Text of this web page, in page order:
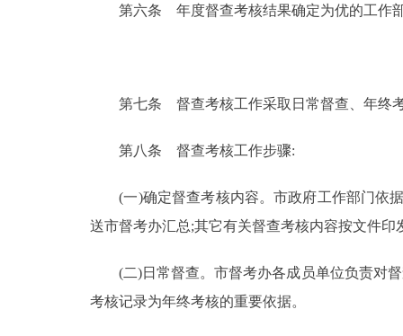
第六条 年度督查考核结果确定为优的工作部
第七条 督查考核工作采取日常督查、年终
第八条 督查考核工作步骤:
(一)确定督查考核内容。市政府工作部门依据
送市督考办汇总;其它有关督查考核内容按文件
(二)日常督查。市督考办各成员单位负责对督
考核记录为年终考核的重要依据。